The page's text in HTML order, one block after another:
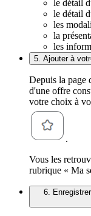
le détail
le détail
les
la
les
5. Ajouter à
Depuis la page
d'une offre
votre choix à
.
Vous les
rubrique « Ma
6.